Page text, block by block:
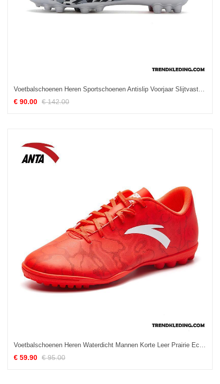
Voetbalschoenen Heren Sportschoenen Antislip Voorjaar Slijtvastheid 2018 Rood Grijs
€ 90.00 € 142.00
Voetbalschoenen Heren Waterdicht Mannen Korte Leer Prairie Echte Rood
€ 59.90 € 95.00